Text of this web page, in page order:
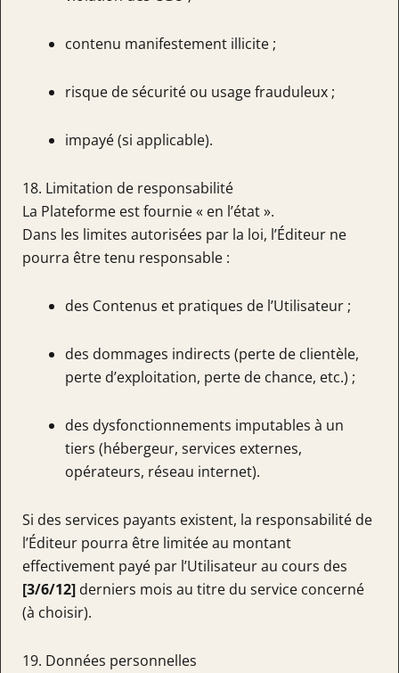
contenu manifestement illicite ;
risque de sécurité ou usage frauduleux ;
impayé (si applicable).
18. Limitation de responsabilité
La Plateforme est fournie « en l’état ».
Dans les limites autorisées par la loi, l’Éditeur ne
pourra être tenu responsable :
des Contenus et pratiques de l’Utilisateur ;
des dommages indirects (perte de clientèle,
perte d’exploitation, perte de chance, etc.) ;
des dysfonctionnements imputables à un
tiers (hébergeur, services externes,
opérateurs, réseau internet).
Si des services payants existent, la responsabilité de
l’Éditeur pourra être limitée au montant
effectivement payé par l’Utilisateur au cours des
[3/6/12] derniers mois au titre du service concerné
(à choisir).
19. Données personnelles